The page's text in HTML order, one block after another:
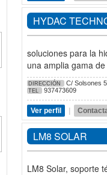
HYDAC
soluciones para la
una amplia gama
DIRECCIÓN C/ Solsones
TEL 937473609
Ver perfil
LM8 SOLAR
LM8 Solar, soporte